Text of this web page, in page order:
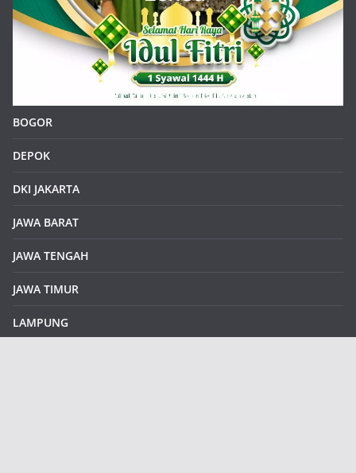
BOGOR
DEPOK
DKI JAKARTA
JAWA BARAT
JAWA TENGAH
JAWA TIMUR
LAMPUNG